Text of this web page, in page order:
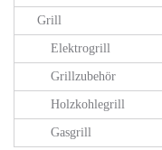
Grill
Elektrogrill
Grillzubehör
Holzkohlegrill
Gasgrill